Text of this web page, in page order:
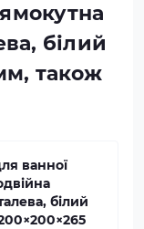
білий
також
ванної
білий